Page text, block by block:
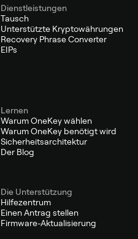
Dienstleistungen
Tausch
Unterstützte Kryptowährungen
Recovery Phrase Converter
EIPs
Lernen
Warum OneKey wählen
Warum OneKey benötigt wird
Sicherheitsarchitektur
Der Blog
Die Unterstützung
Hilfezentrum
Einen Antrag stellen
Firmware-Aktualisierung